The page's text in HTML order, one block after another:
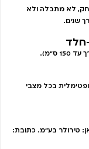
סיליקון, לא נשחק, לא מתבלה ולא
שנים.
חלד
ס”מ).
בכל מצבי
טירולר בע"מ. כתובת: